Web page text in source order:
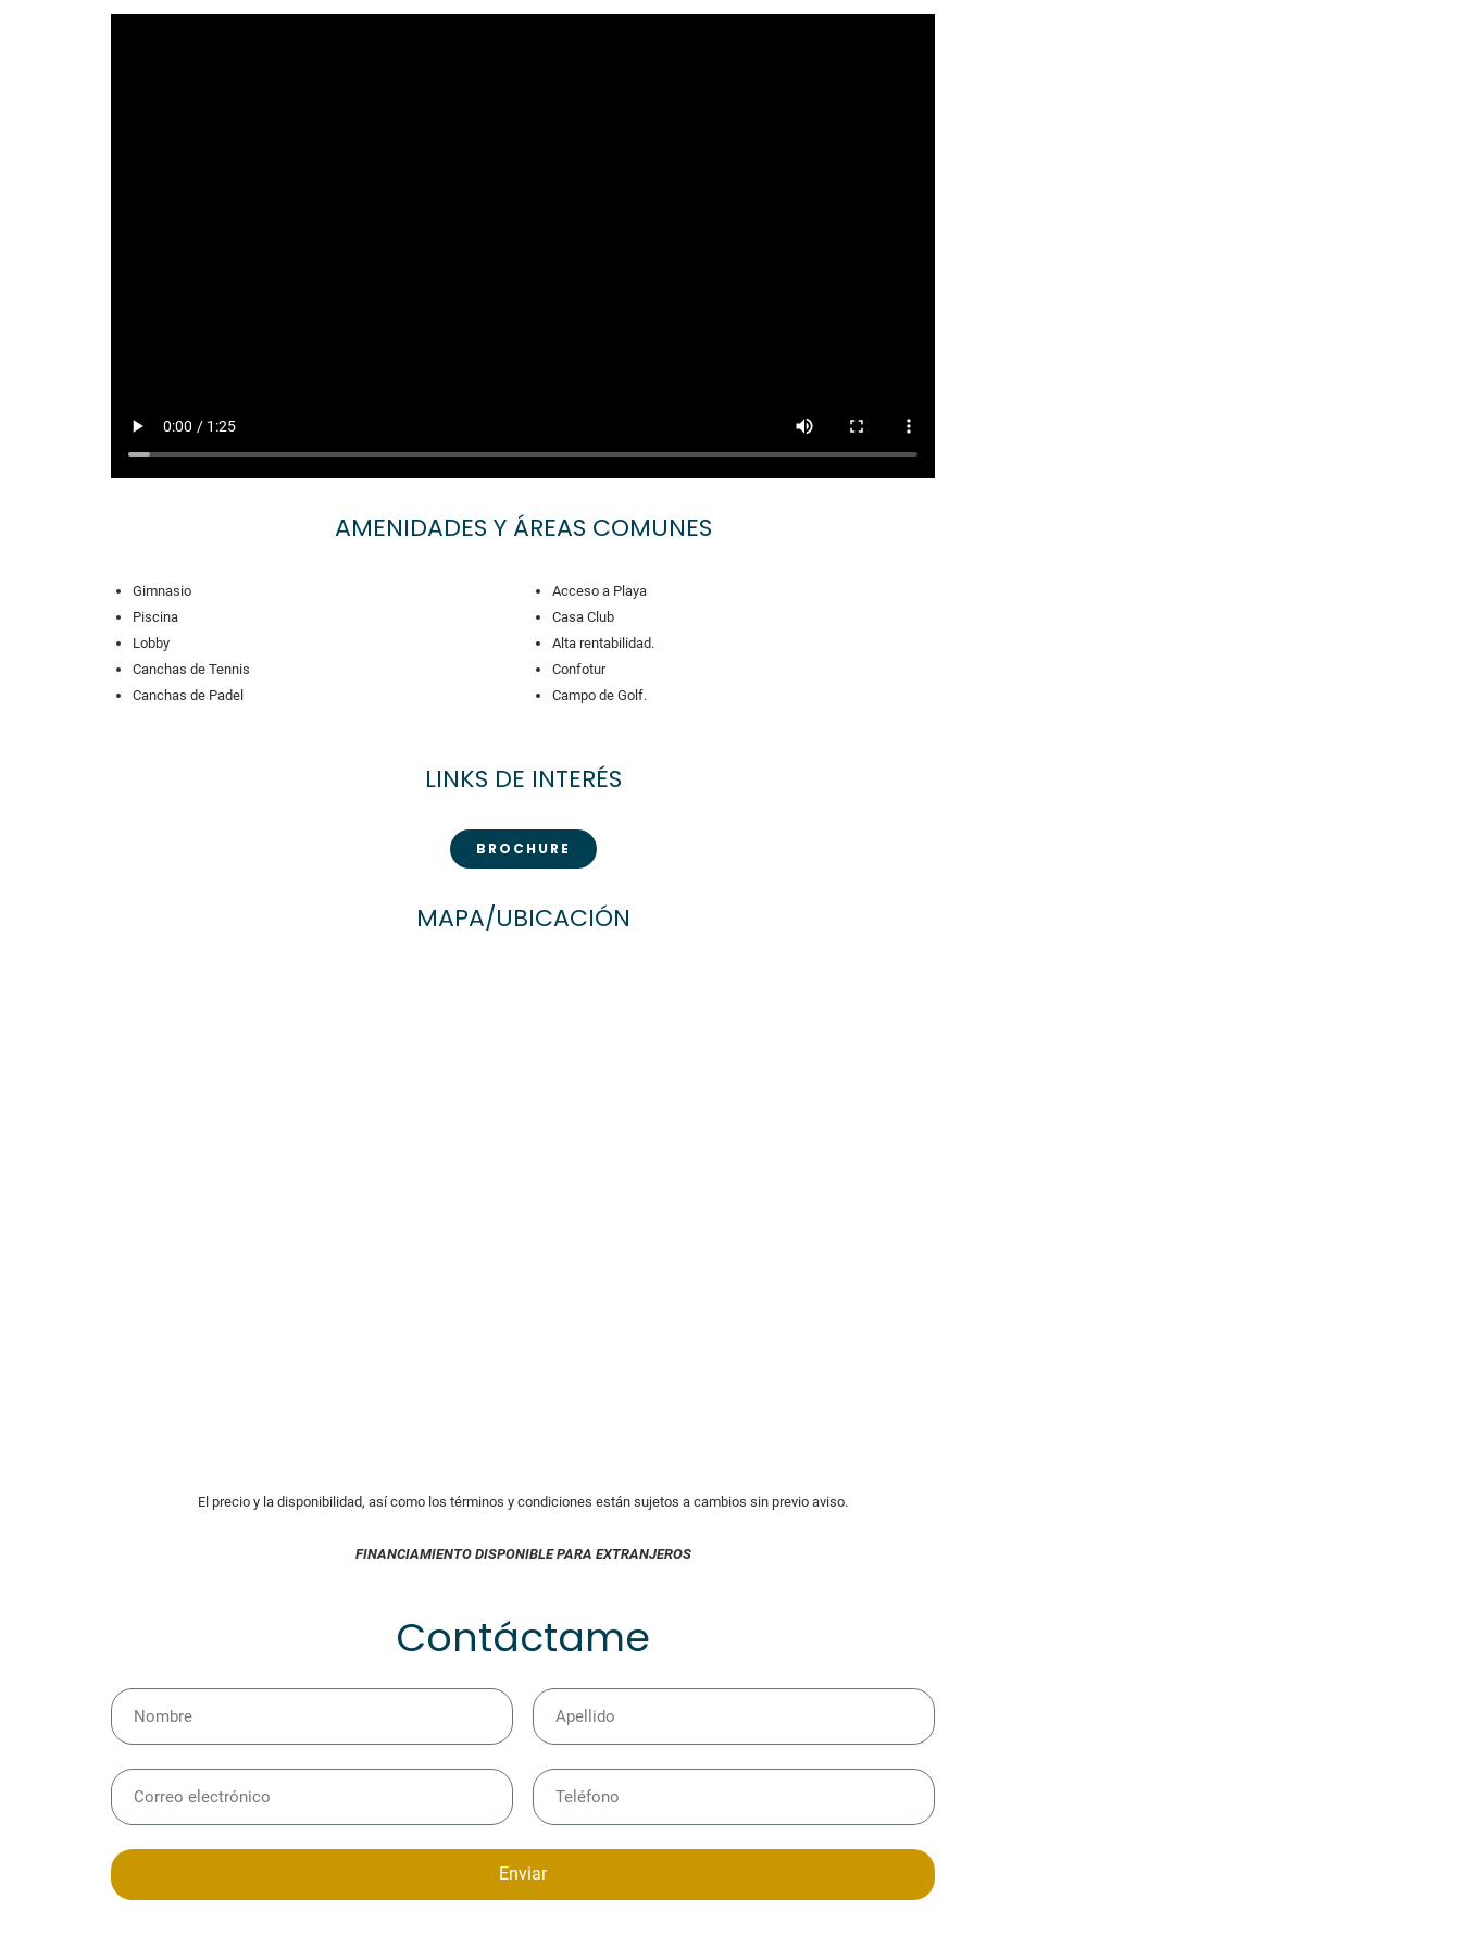
AMENIDADES Y ÁREAS COMUNES
Gimnasio
Piscina
Lobby
Canchas de Tennis
Canchas de Padel
Acceso a Playa
Casa Club
Alta rentabilidad.
Confotur
Campo de Golf.
LINKS DE INTERÉS
BROCHURE
MAPA/UBICACIÓN
El precio y la disponibilidad, así como los términos y condiciones están sujetos a cambios sin previo aviso.
FINANCIAMIENTO DISPONIBLE PARA EXTRANJEROS
Contáctame
Enviar